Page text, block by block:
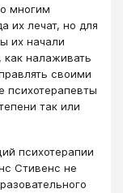
многим
их лечат, но для
их начали
как налаживать
своими
психотерапевты
так или
психотерапии
Стивенс не